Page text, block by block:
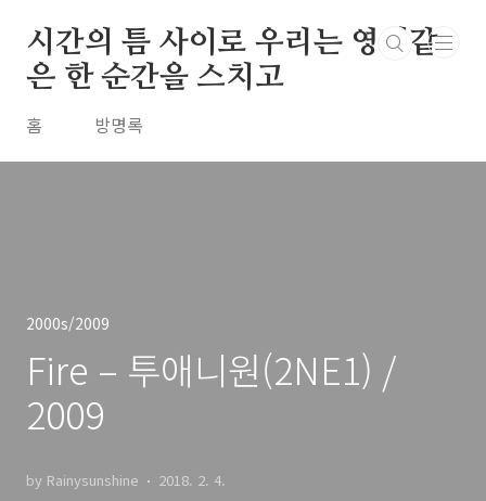
시간의 틈 사이로 우리는 영원같
은 한 순간을 스치고
홈 방명록
2000s/2009
Fire – 투애니원(2NE1) /
2009
by Rainysunshine 2018. 2. 4.